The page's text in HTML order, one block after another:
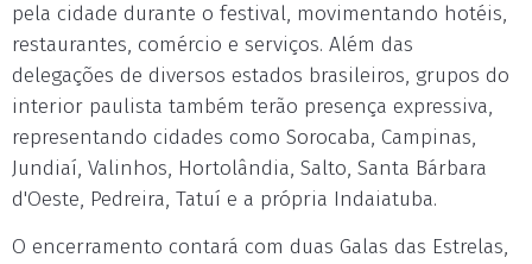
pela cidade durante o festival, movimentando hotéis,
restaurantes, comércio e serviços. Além das
delegações de diversos estados brasileiros, grupos do
interior paulista também terão presença expressiva,
representando cidades como Sorocaba, Campinas,
Jundiaí, Valinhos, Hortolândia, Salto, Santa Bárbara
d'Oeste, Pedreira, Tatuí e a própria Indaiatuba.
O encerramento contará com duas Galas das Estrelas,